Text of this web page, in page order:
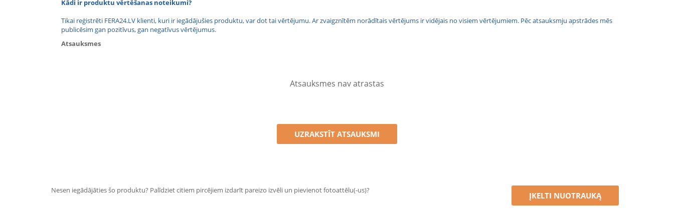
Kādi ir produktu vērtēšanas noteikumi?
Tikai reģistrēti FERA24.LV klienti, kuri ir iegādājušies produktu, var dot tai vērtējumu. Ar zvaigznītēm norādītais vērtējums ir vidējais no visiem vērtējumiem. Pēc atsauksmju apstrādes mēs
publicēsim gan pozitīvus, gan negatīvus vērtējumus.
Atsauksmes
Atsauksmes nav atrastas
UZRAKSTĪT ATSAUKSMI
Nesen iegādājāties šo produktu? Palīdziet citiem pircējiem izdarīt pareizo izvēli un pievienot fotoattēlu(-us)?
ĮKELTI NUOTRAUKĄ